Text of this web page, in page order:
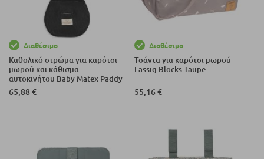
Διαθέσιμο
Καθολικό στρώμα για καρότσι
μωρού και κάθισμα
αυτοκινήτου Baby Matex Paddy
Air 0460.
65,88 €
Διαθέσιμο
Τσάντα για καρότσι μωρού
Lassig Blocks Taupe.
55,16 €